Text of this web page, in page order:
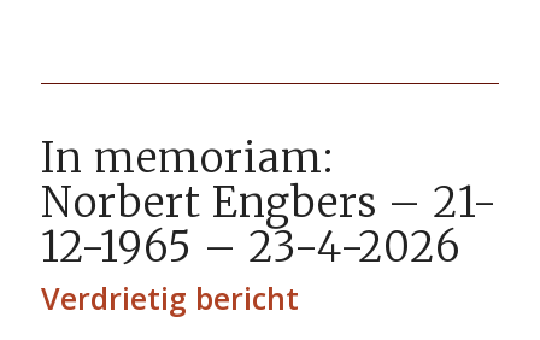
In memoriam:
Norbert Engbers – 21-
12-1965 – 23-4-2026
Verdrietig bericht